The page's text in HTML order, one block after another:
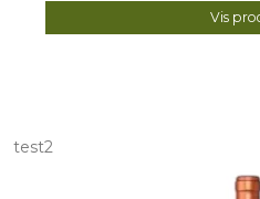
Vis
test2